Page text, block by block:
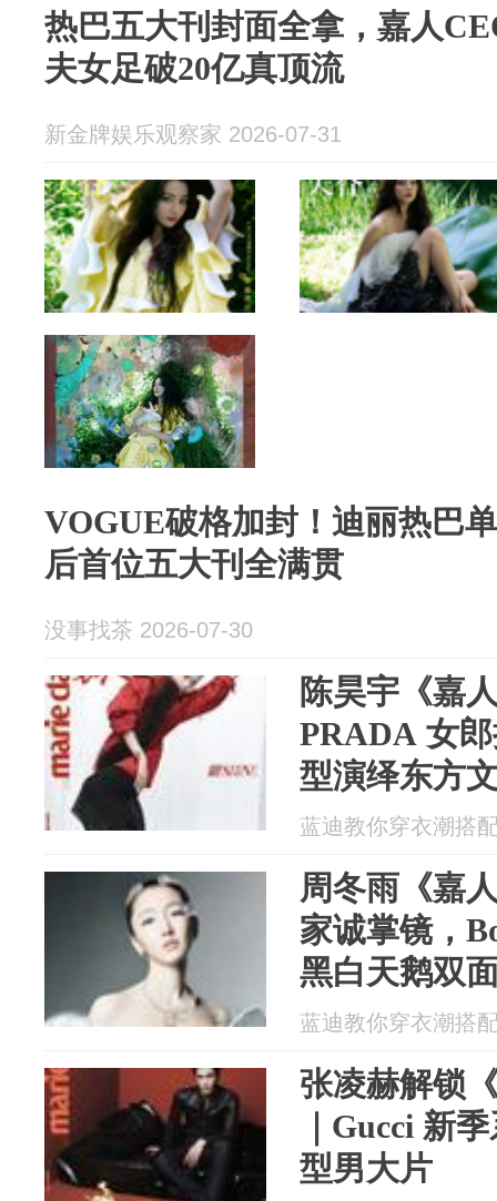
热巴五大刊封面全拿，嘉人
夫女足破20亿真顶流
新金牌娱乐观察家 2026-07-31
VOGUE破格加封！迪丽热巴
后首位五大刊全满贯
没事找茶 2026-07-30
陈昊宇《嘉
PRADA 女
型演绎东方
蓝迪教你穿衣潮搭
周冬雨《嘉
家诚掌镜，
黑白天鹅双
蓝迪教你穿衣潮搭
张凌赫解锁
｜Gucci 新
型男大片